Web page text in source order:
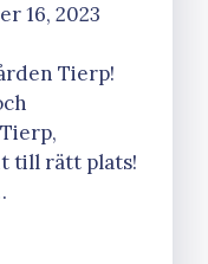
16, 2023
Tierp!
till rätt plats!